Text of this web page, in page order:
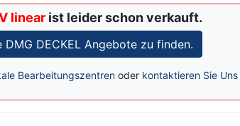
linear ist leider schon verkauft.
DECKEL Angebote zu finden.
Bearbeitungszentren oder kontaktieren Sie Uns